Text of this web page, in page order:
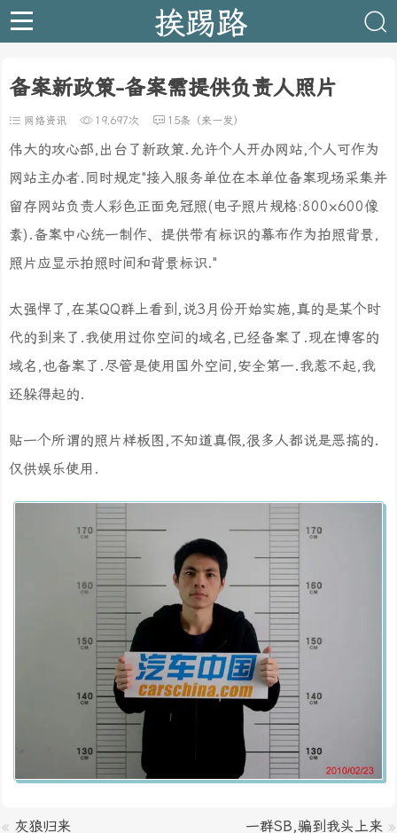
挨踢路
备案新政策-备案需提供负责人照片
网络资讯 19,697次 15条（来一发）
伟大的攻心部,出台了新政策.允许个人开办网站,个人可作为
网站主办者.同时规定"接入服务单位在本单位备案现场采集并
留存网站负责人彩色正面免冠照(电子照片规格:800×600像
素).备案中心统一制作、提供带有标识的幕布作为拍照背景,
照片应显示拍照时间和背景标识."
太强悍了,在某QQ群上看到,说3月份开始实施,真的是某个时
代的到来了.我使用过你空间的域名,已经备案了.现在博客的
域名,也备案了.尽管是使用国外空间,安全第一.我惹不起,我
还躲得起的.
贴一个所谓的照片样板图,不知道真假,很多人都说是恶搞的.
仅供娱乐使用.
« 灰狼归来 一群SB,骗到我头上来 »